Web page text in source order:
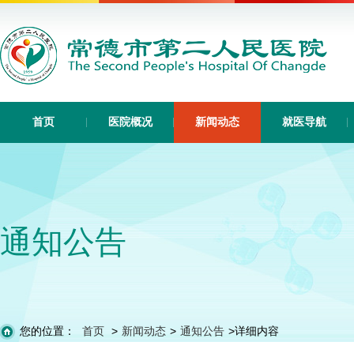
首页 医院概况 新闻动态 就医导航
通知公告
您的位置： 首页 > 新闻动态 > 通知公告 >详细内容